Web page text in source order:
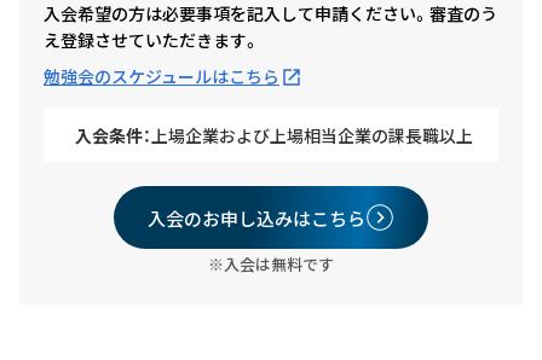
入会希望の方は必要事項を記入して申請ください。審査のう
え登録させていただきます。
勉強会のスケジュールはこちら
入会条件：上場企業および上場相当企業の課長職以上
入会のお申し込みはこちら
※入会は無料です